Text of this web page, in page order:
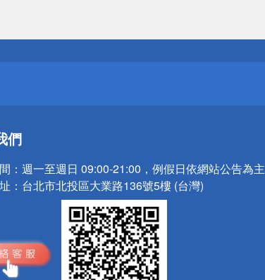
們
： 週一至週日 09:00-21:00，例假日依網站公告為主
： 台北市北投區大業路136號5樓 (台灣)